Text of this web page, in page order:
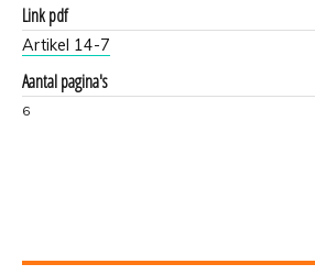
Link pdf
Artikel 14-7
Aantal pagina's
6